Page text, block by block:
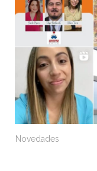
Novedades